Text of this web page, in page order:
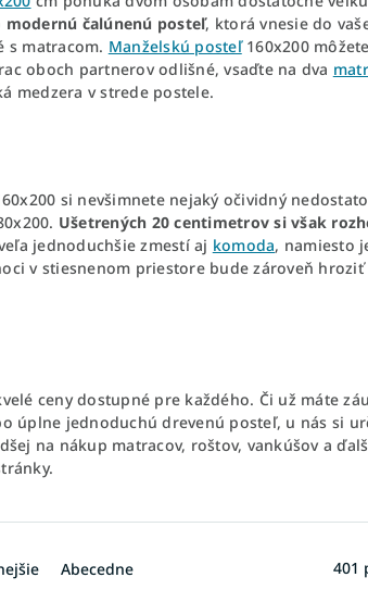
modernú čalúnenú posteľ, ktorá vnesie do
s matracom. Manželskú posteľ160x200
oboch partnerov odlišné, vsaďte na dva
medzera v strede postele.
si nevšimnete nejaký očividný
Ušetrených 20 centimetrov si však
jednoduchšie zmestí aj komoda, namiesto
v stiesnenom priestore bude zároveň
ceny dostupné pre každého. Či už máte
úplne jednoduchú drevenú posteľ, u nás si
na nákup matracov, roštov, vankúšov a
Abecedne 401